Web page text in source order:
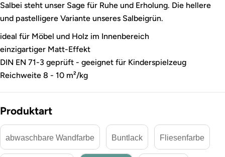
Salbei steht unser Sage für Ruhe und Erholung. Die hellere
und pastelligere Variante unseres Salbeigrün.
ideal für Möbel und Holz im Innenbereich
einzigartiger Matt-Effekt
DIN EN 71-3 geprüft - geeignet für Kinderspielzeug
Reichweite 8 - 10 m²/kg
Produktart
abwaschbare Wandfarbe Buntlack Fliesenfarbe